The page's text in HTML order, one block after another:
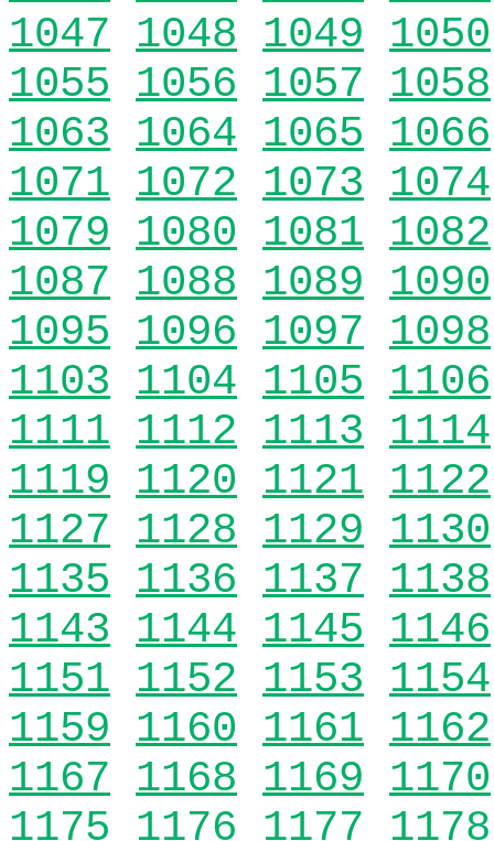
1047 1048 1049 1050
1055 1056 1057 1058
1063 1064 1065 1066
1071 1072 1073 1074
1079 1080 1081 1082
1087 1088 1089 1090
1095 1096 1097 1098
1103 1104 1105 1106
1111 1112 1113 1114
1119 1120 1121 1122
1127 1128 1129 1130
1135 1136 1137 1138
1143 1144 1145 1146
1151 1152 1153 1154
1159 1160 1161 1162
1167 1168 1169 1170
1175 1176 1177 1178